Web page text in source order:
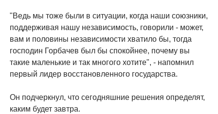
"Ведь мы тоже были в ситуации, когда наши союзники,
поддерживая нашу независимость, говорили - может,
вам и половины независимости хватило бы, тогда
господин Горбачев был бы спокойнее, почему вы
такие маленькие и так многого хотите", - напомнил
первый лидер восстановленного государства.
Он подчеркнул, что сегодняшние решения определят,
каким будет завтра.